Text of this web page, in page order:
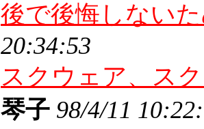
後で後悔しない
20:34:53
スクウェア、ス
琴子 98/4/11